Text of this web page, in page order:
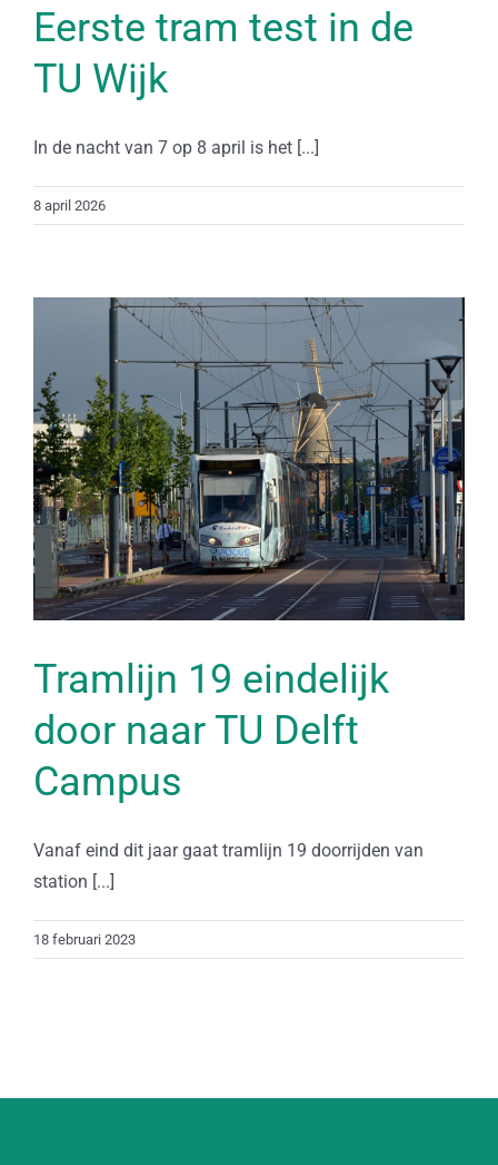
Eerste tram test in de
TU Wijk
In de nacht van 7 op 8 april is het [...]
8 april 2026
Tramlijn 19 eindelijk
door naar TU Delft
Campus
Vanaf eind dit jaar gaat tramlijn 19 doorrijden van
station [...]
18 februari 2023